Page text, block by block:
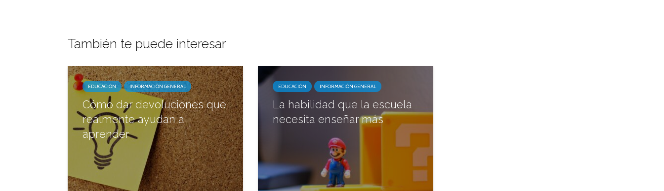
También te puede interesar
EDUCACIÓN INFORMACIÓN GENERAL
Cómo dar devoluciones que
realmente ayudan a
aprender
EDUCACIÓN INFORMACIÓN GENERAL
La habilidad que la escuela
necesita enseñar más